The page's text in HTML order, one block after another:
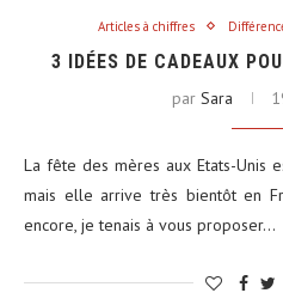
Articles à chiffres
3 IDÉES DE CADEAUX
par Sara
La fête des mères aux Etats-Unis
mais elle arrive très bientôt en
encore, je tenais à vous proposer…